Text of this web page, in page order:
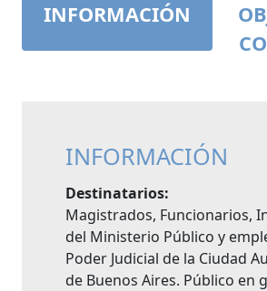
INFORMACIÓN
INFORMACIÓN
Destinatarios:
Magistrados, Funcionarios,
del Ministerio Público y
Poder Judicial de la Ciudad
de Buenos Aires. Público en